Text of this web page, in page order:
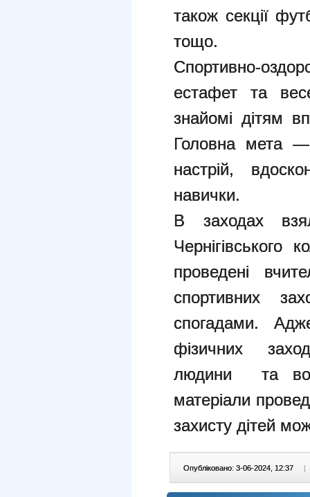
також секції
тощо.
Спортивно-
естафет та
знайомі дітям
Головна мета —
настрій,
навички.
В заходах
Чернігівського
проведені
спортивних
спогадами.
фізичних
людини та
матеріали
захисту дітей
Опубліковано: 3-06-2024, 12:37 |